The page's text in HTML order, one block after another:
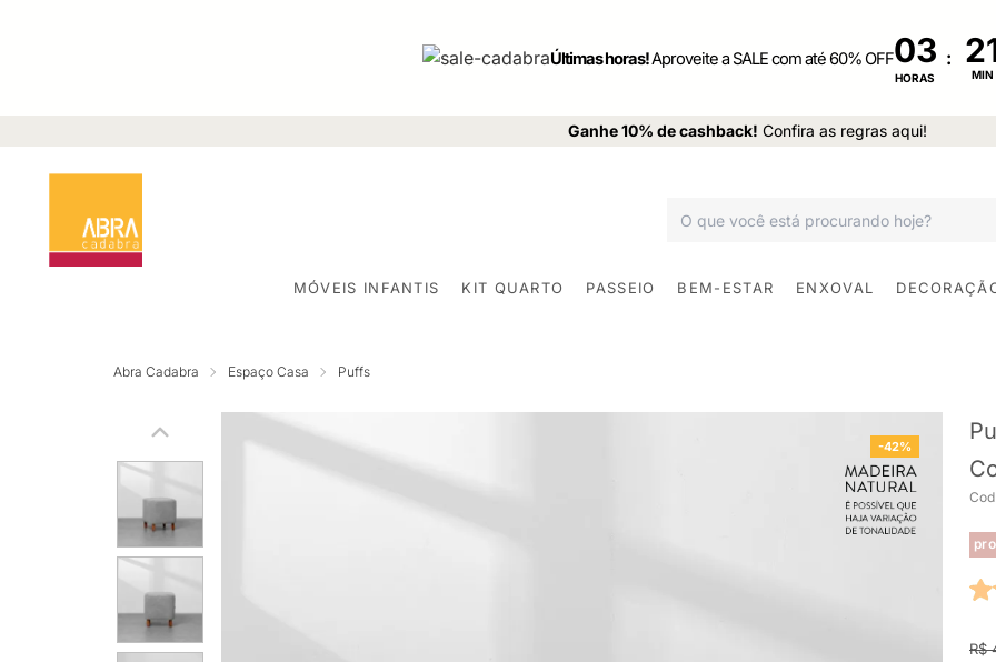
Últimas horas!Aproveite a SALE com até 60% OFF03
HORAS
:
MIN
Ganhe 10% de cashback! Confira as regras aqui!
MÓVEIS INFANTIS KIT QUARTO PASSEIO BEM-ESTAR ENXOVAL
Abra Cadabra Espaço Casa Puffs
-42%
R$